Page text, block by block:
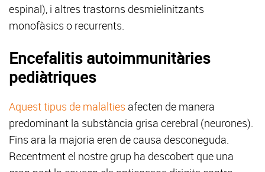
espinal), i altres trastorns desmielinitzants
monofàsics o recurrents.
Encefalitis autoimmunitàries
pediàtriques
Aquest tipus de malalties afecten de manera
predominant la substància grisa cerebral (neurones).
Fins ara la majoria eren de causa desconeguda.
Recentment el nostre grup ha descobert que una